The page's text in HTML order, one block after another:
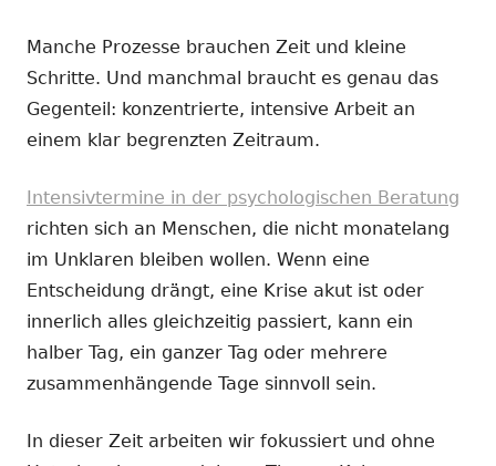
Manche Prozesse brauchen Zeit und kleine
Schritte. Und manchmal braucht es genau das
Gegenteil: konzentrierte, intensive Arbeit an
einem klar begrenzten Zeitraum.
Intensivtermine in der psychologischen Beratung
richten sich an Menschen, die nicht monatelang
im Unklaren bleiben wollen. Wenn eine
Entscheidung drängt, eine Krise akut ist oder
innerlich alles gleichzeitig passiert, kann ein
halber Tag, ein ganzer Tag oder mehrere
zusammenhängende Tage sinnvoll sein.
In dieser Zeit arbeiten wir fokussiert und ohne